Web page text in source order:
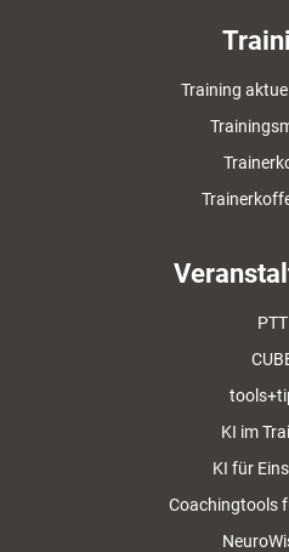
Training
PTT
KI im
KI für
Coachingtools